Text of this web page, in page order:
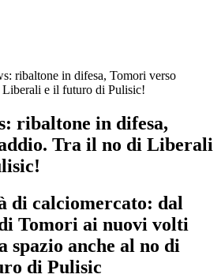
ribaltone in difesa, Tomori verso
e il futuro di Pulisic!
ribaltone in difesa,
Tra il no di Liberali
di calciomercato: dal
Tomori ai nuovi volti
spazio anche al no di
di Pulisic